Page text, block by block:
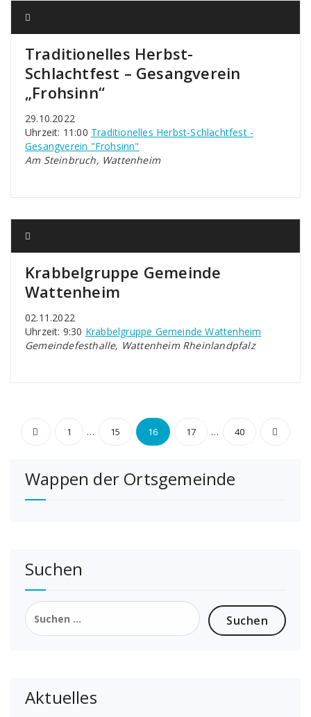
Traditionelles Herbst-
Schlachtfest – Gesangverein
„Frohsinn“
29.10.2022
Uhrzeit: 11:00 Traditionelles Herbst-Schlachtfest -
Gesangverein "Frohsinn"
Am Steinbruch, Wattenheim
Krabbelgruppe Gemeinde
Wattenheim
02.11.2022
Uhrzeit: 9:30 Krabbelgruppe Gemeinde Wattenheim
Gemeindefesthalle, Wattenheim Rheinlandpfalz
Seitennummerierung
Beiträge
1 … 15 16 17 … 40
Wappen der Ortsgemeinde
Suchen
Suchen
nach:
Aktuelles